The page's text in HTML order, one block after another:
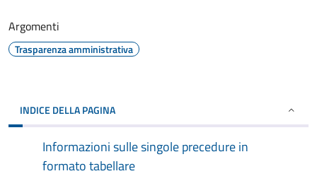
Argomenti
Trasparenza amministrativa
INDICE DELLA PAGINA
Informazioni sulle singole precedure in
formato tabellare